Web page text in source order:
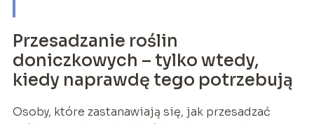
Przesadzanie roślin
doniczkowych – tylko wtedy,
kiedy naprawdę tego potrzebują
Osoby, które zastanawiają się, jak przesadzać